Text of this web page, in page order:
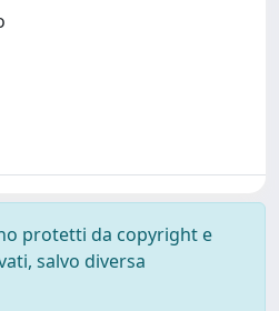
protetti da copyright e
salvo diversa